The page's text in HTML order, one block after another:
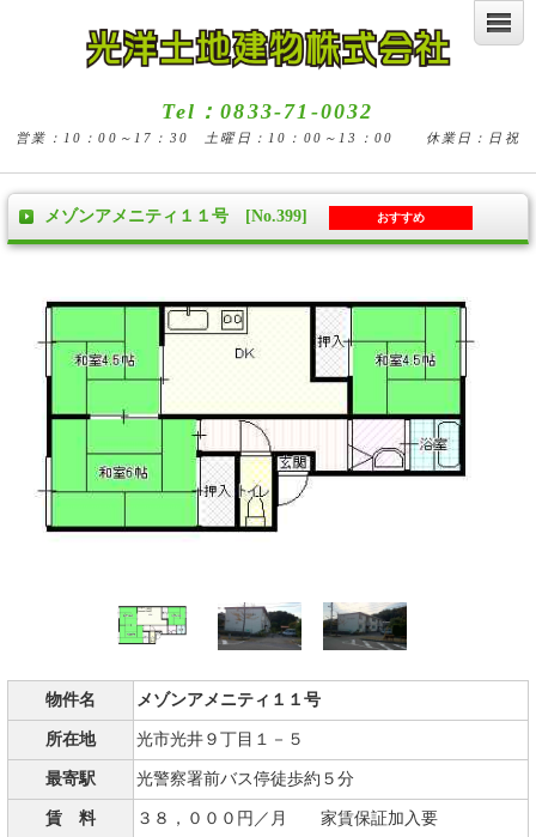
Tel：0833-71-0032
営業：10：00～17：30 土曜日：10：00～13：00 休業日：日祝
メゾンアメニティ１１号 [No.399] おすすめ
物件名 メゾンアメニティ１１号
所在地 光市光井９丁目１－５
最寄駅 光警察署前バス停徒歩約５分
賃 料 ３８，０００円／月 家賃保証加入要